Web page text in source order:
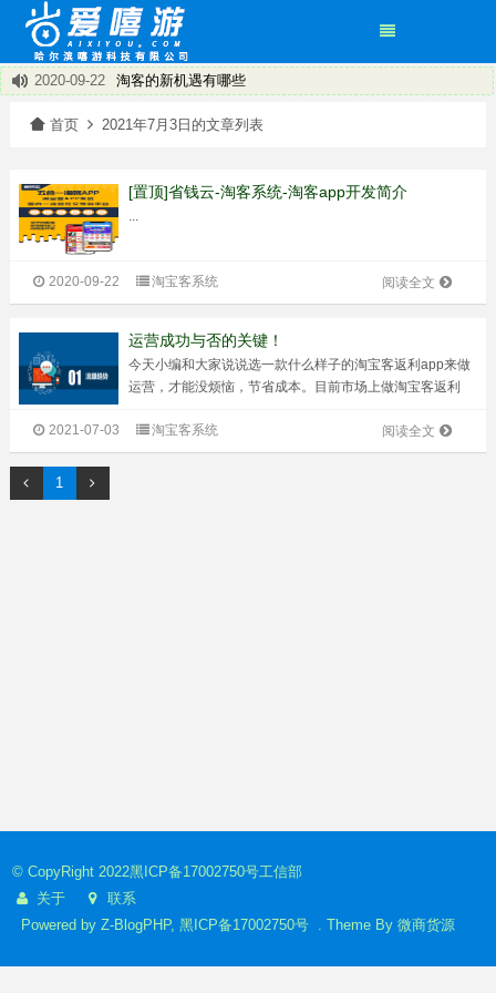
2020-09-22
淘客的新机遇有哪些
2020-09-22
淘宝客有了新方向——淘宝客app
2020-09-22
省钱云淘客系统 淘客APP 小程序
2020-09-22
盘点淘客APP运营技巧
2020-09-22
淘宝客返利机器人推广引流的经验
首页 2021年7月3日的文章列表
[置顶]省钱云-淘客系统-淘客app开发简介
阅读全文
2020-09-22 淘宝客系统
运营成功与否的关键！
今天小编和大家说说选一款什么样子的淘宝客返利app来做
运营，才能没烦恼，节省成本。目前市场上做淘宝客返利
到几万都有，当然源码版的更贵一些。价格的不同会直接影
响到淘客app的运营效果，毕竟...
阅读全文
2021-07-03 淘宝客系统
1
© CopyRight 2022黑ICP备17002750号工信部
关于
联系
Powered byZ-BlogPHP,黑ICP备17002750号 . Theme By微商货源